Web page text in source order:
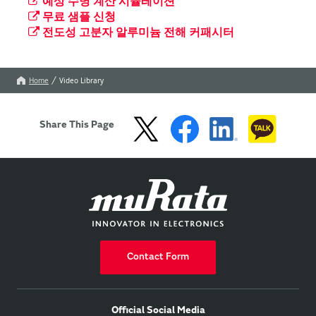
무료 샘플 신청
전도성 고분자 알루미늄 전해 커패시터
Home Video Library
Share This Page
Contact Form
Official Social Media